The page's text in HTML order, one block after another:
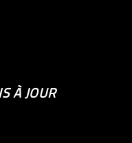
À JOUR